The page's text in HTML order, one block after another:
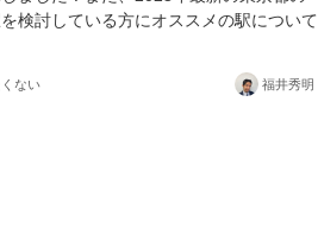
検討している方にオススメの駅について
ない 福井秀明